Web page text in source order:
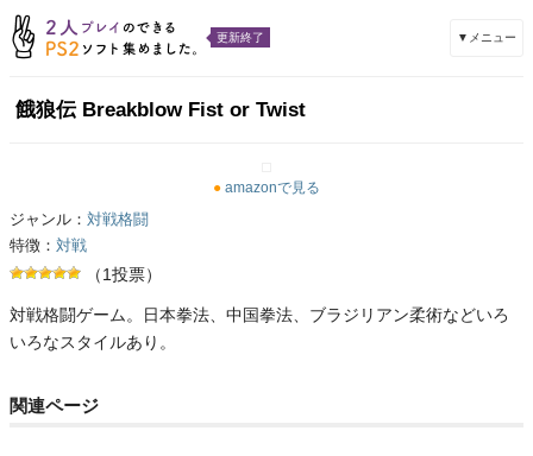
更新終了 ▼メニュー
餓狼伝 Breakblow Fist or Twist
● amazonで見る
ジャンル： 対戦格闘
特徴： 対戦
（1投票）
対戦格闘ゲーム。日本拳法、中国拳法、ブラジリアン柔術などいろ
いろなスタイルあり。
関連ページ